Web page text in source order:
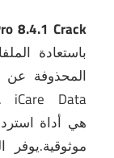
8.4.1 Crack
باستعادة
المحذوفة
الملفات المهمة واسترداد الملفات. iCare Data
موثوقية.يوفر